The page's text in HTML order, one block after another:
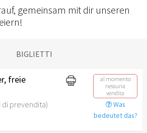
gemeinsam mit dir unseren
BIGLIETTI
freie
di prevendita)
al momento
nessuna
vendita
Was
bedeutet das?